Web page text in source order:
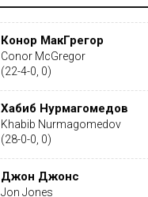
Конор МакГрегор
Conor McGregor
(22-4-0, 0)
Хабиб Нурмагомедов
Khabib Nurmagomedov
(28-0-0, 0)
Джон Джонс
Jon Jones